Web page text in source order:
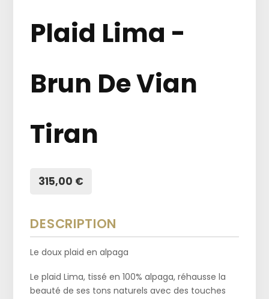
Plaid Lima -
Brun De Vian
Tiran
315,00 €
DESCRIPTION
Le doux plaid en alpaga
Le plaid Lima, tissé en 100% alpaga, réhausse la
beauté de ses tons naturels avec des touches